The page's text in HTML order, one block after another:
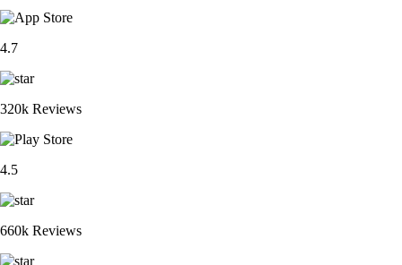
4.7
320k Reviews
4.5
660k Reviews